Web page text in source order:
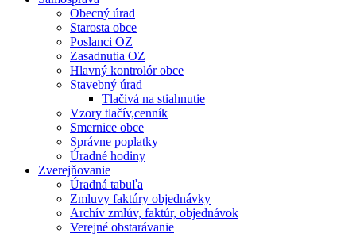
Obecný úrad
Starosta obce
Poslanci OZ
Zasadnutia OZ
Hlavný kontrolór obce
Stavebný úrad
Tlačivá na stiahnutie
Vzory tlačív,cenník
Smernice obce
Správne poplatky
Úradné hodiny
Zverejňovanie
Úradná tabuľa
Zmluvy faktúry objednávky
Archív zmlúv, faktúr, objednávok
Verejné obstarávanie